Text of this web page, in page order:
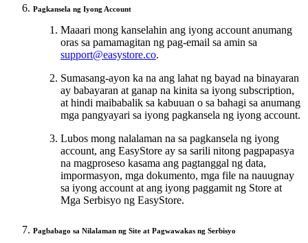
Pagkansela ng Iyong Account
Maaari mong kanselahin ang iyong account anumang
oras sa pamamagitan ng pag-email sa amin sa
support@easystore.co.
Sumasang-ayon ka na ang lahat ng bayad na binayaran
ay babayaran at ganap na kinita sa iyong subscription,
at hindi maibabalik sa kabuuan o sa bahagi sa anumang
mga pangyayari sa iyong pagkansela ng iyong account.
Lubos mong nalalaman na sa pagkansela ng iyong
account, ang EasyStore ay sa sarili nitong pagpapasya
na magproseso kasama ang pagtanggal ng data,
impormasyon, mga dokumento, mga file na nauugnay
sa iyong account at ang iyong paggamit ng Store at
Mga Serbisyo ng EasyStore.
Pagbabago sa Nilalaman ng Site at Pagwawakas ng Serbisyo